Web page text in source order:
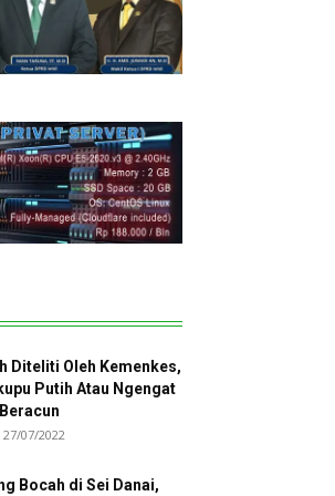
Diteliti Oleh Kemenkes,
Putih Atau Ngengat
27/07/2022
Bocah di Sei Danai,